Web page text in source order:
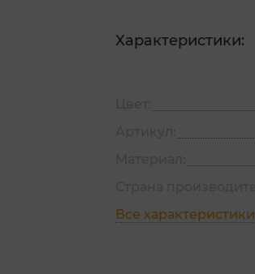
Характеристики:
Все характеристики